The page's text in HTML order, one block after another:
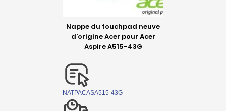
Nappe du touchpad neuve
d'origine Acer pour Acer
Aspire A515-43G
NATPACASA515-43G